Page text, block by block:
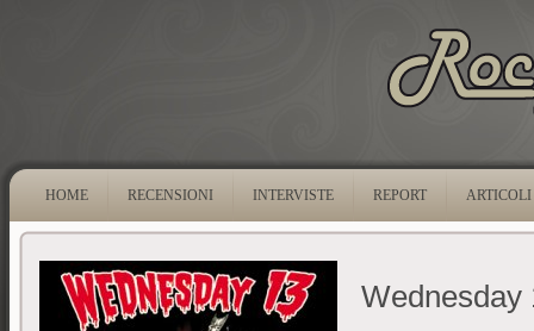
HOME RECENSIONI INTERVISTE REPORT ARTICOLI
Wednesday